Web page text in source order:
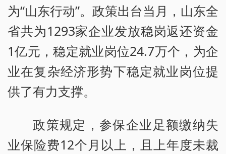
为“山东行动”。政策出台当月，山东全
省共为1293家企业发放稳岗返还资金
1亿元，稳定就业岗位24.7万个，为企
业在复杂经济形势下稳定就业岗位提
供了有力支撑。
政策规定，参保企业足额缴纳失
业保险费12个月以上，且上年度未裁